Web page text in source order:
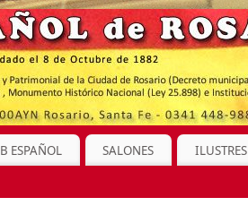
ESPAÑOL SALONES ILUSTRES